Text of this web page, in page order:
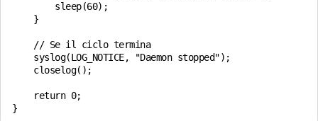
        sleep(60);
    }
    // Se il ciclo termina
syslog(LOG_NOTICE, "Daemon stopped");
    closelog();
    return 0;